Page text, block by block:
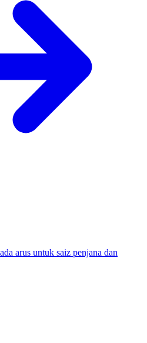
arus untuk saiz penjana dan